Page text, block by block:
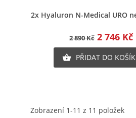
Rychlý náhled
2x Hyaluron N-Medical URO
2 890 Kč 2 746 Kč
 PŘIDAT DO
Zobrazení 1-11 z 11 položek